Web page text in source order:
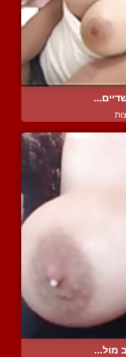
מול...